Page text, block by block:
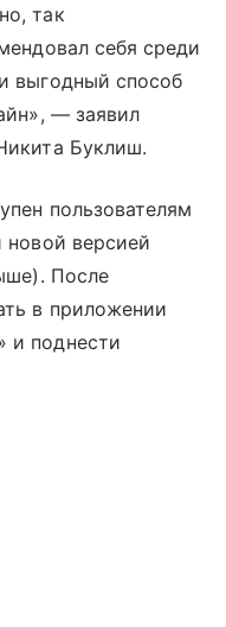
так
себя среди
выгодный способ
— заявил
Буклиш.
пользователям
версией
После
в приложении
и поднести